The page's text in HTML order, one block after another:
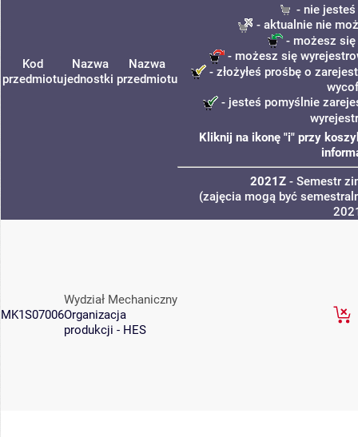
Kod
przedmiotu
Nazwa
jednostki
Nazwa
przedmiotu
- nie
- aktualnie nie
- możesz się
- możesz się
- złożyłeś prośbę o
- jesteś pomyślnie
Kliknij na ikonę "i" przy
2021Z - Semestr
(zajęcia mogą być
MK1S07006
Wydział Mechaniczny
Organizacja
produkcji - HES